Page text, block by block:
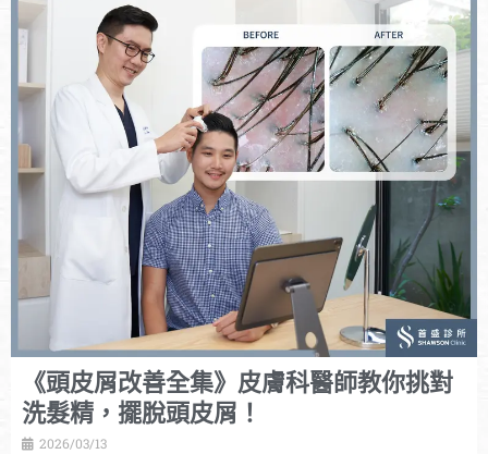
《頭皮屑改善全集》皮膚科醫師教你挑對
洗髮精，擺脫頭皮屑！
2026/03/13